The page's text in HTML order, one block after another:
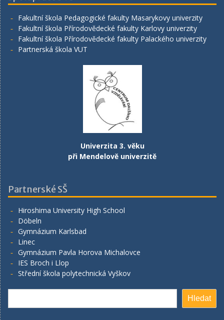
Fakultní škola Pedagogické fakulty Masarykovy univerzity
Fakultní škola Přírodovědecké fakulty Karlovy univerzity
Fakultní škola Přírodovědecké fakulty Palackého univerzity
Partnerská škola VUT
Univerzita 3. věku
při Mendelově univerzitě
Partnerské SŠ
Hiroshima University High School
Döbeln
Gymnázium Karlsbad
Linec
Gymnázium Pavla Horova Michalovce
IES Broch i Llop
Střední škola polytechnická Vyškov
Hledat